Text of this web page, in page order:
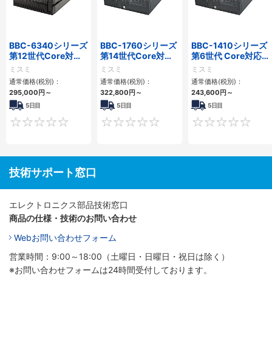
BBC-6340シリーズ
第12世代Core対応
小型フロアマウント
PC2PCI/2PCIe
ミスミ
通常価格(税別)：
295,000円～
5日目
0
BBC-1760シリーズ
第14世代Core対応
小型フロアマウント
3PCIe
ミスミ
通常価格(税別)：
322,800円～
5日目
0
BBC-1410シリーズ
第6世代 Core対応フ
ロアマウントFAPC
3PCI・3PCIe
ミスミ
通常価格(税別)：
243,600円～
5日目
技術サポート窓口
エレクトロニクス部品技術窓口
商品の仕様・技術のお問い合わせ
Webお問い合わせフォーム
営業時間：9:00～18:00（土曜日・日曜日・祝日は除く）
※お問い合わせフォームは24時間受付しております。